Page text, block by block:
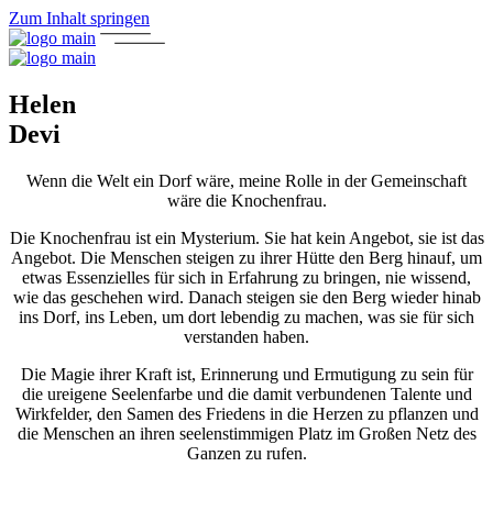
Zum Inhalt springen
Helen
Devi
Wenn die Welt ein Dorf wäre, meine Rolle in der Gemeinschaft
wäre die Knochenfrau.
Die Knochenfrau ist ein Mysterium. Sie hat kein Angebot, sie ist das
Angebot. Die Menschen steigen zu ihrer Hütte den Berg hinauf, um
etwas Essenzielles für sich in Erfahrung zu bringen, nie wissend,
wie das geschehen wird. Danach steigen sie den Berg wieder hinab
ins Dorf, ins Leben, um dort lebendig zu machen, was sie für sich
verstanden haben.
Die Magie ihrer Kraft ist, Erinnerung und Ermutigung zu sein für
die ureigene Seelenfarbe und die damit verbundenen Talente und
Wirkfelder, den Samen des Friedens in die Herzen zu pflanzen und
die Menschen an ihren seelenstimmigen Platz im Großen Netz des
Ganzen zu rufen.